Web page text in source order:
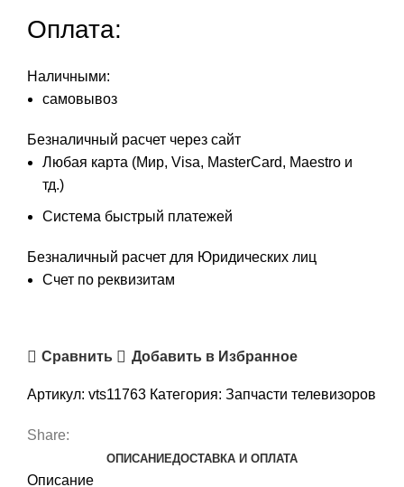
Оплата:
Наличными:
самовывоз
Безналичный расчет через сайт
Любая карта (Мир, Visa, MasterCard, Maestro и
тд.)
Система быстрый платежей
Безналичный расчет для Юридических лиц
Счет по реквизитам
Сравнить Добавить в Избранное
Артикул: vts11763 Категория: Запчасти телевизоров
Share:
ОПИСАНИЕДОСТАВКА И ОПЛАТА
Описание